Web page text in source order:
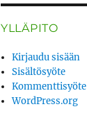
YLLÄPITO
Kirjaudu sisään
Sisältösyöte
Kommenttisyöte
WordPress.org